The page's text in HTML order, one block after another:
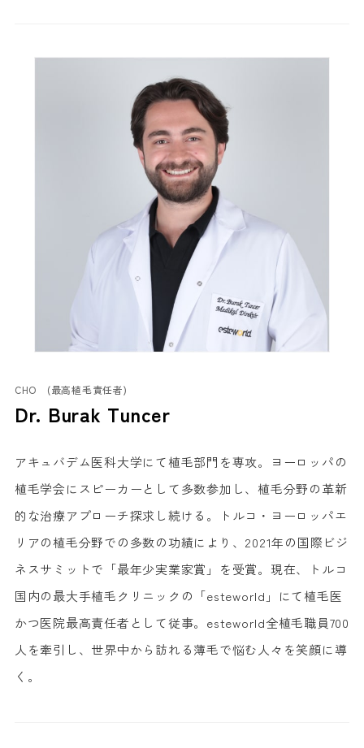
CHO (最高植毛責任者)
Dr. Burak Tuncer
アキュバデム医科大学にて植毛部門を専攻。ヨーロッパの
植毛学会にスピーカーとして多数参加し、植毛分野の革新
的な治療アプローチ探求し続ける。トルコ・ヨーロッパエ
リアの植毛分野での多数の功績により、2021年の国際ビジ
ネスサミットで「最年少実業家賞」を受賞。現在、トルコ
国内の最大手植毛クリニックの「esteworld」にて植毛医
かつ医院最高責任者として従事。esteworld全植毛職員700
人を牽引し、世界中から訪れる薄毛で悩む人々を笑顔に導
く。